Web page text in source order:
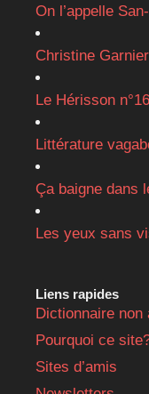
On l’appelle
Christine Garnier
Le Hérisson
Littérature
Ça baigne dans
Les yeux sans
Liens rapides
Dictionnaire non
Pourquoi ce
Sites d’amis